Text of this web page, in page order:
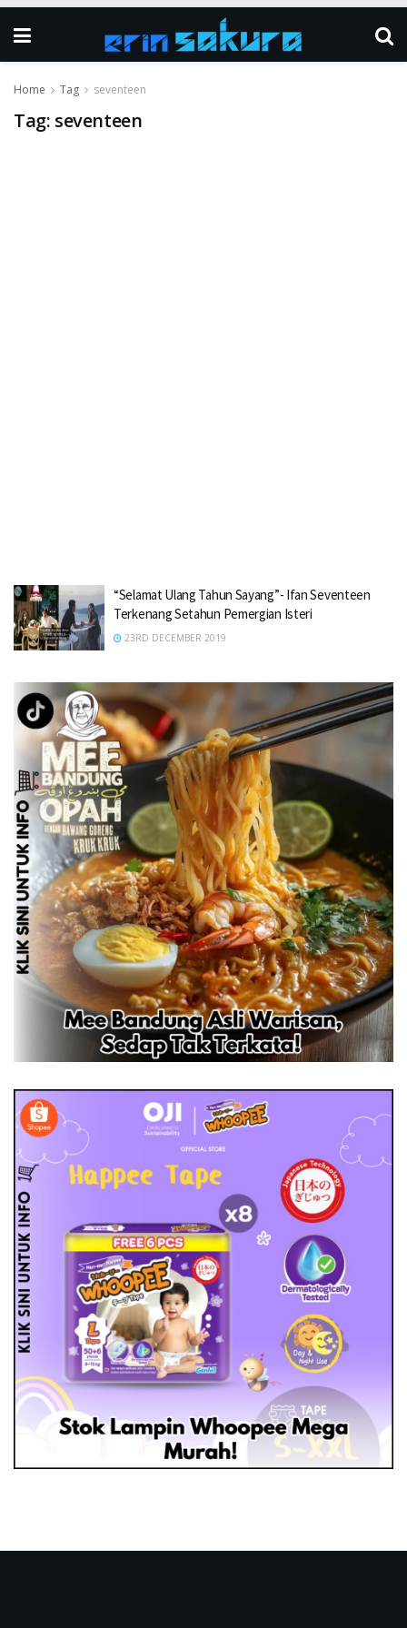
Home Tag seventeen
Tag: seventeen
“Selamat Ulang Tahun Sayang”- Ifan Seventeen
Terkenang Setahun Pemergian Isteri
23RD DECEMBER 2019